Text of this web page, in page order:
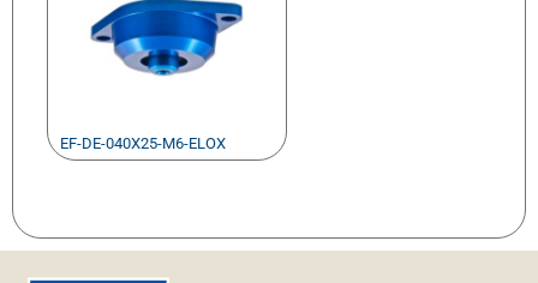
EF-DE-040X25-M6-ELOX